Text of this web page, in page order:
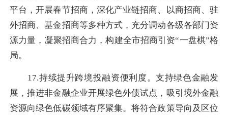
平台，开展春节招商，深化产业链招商、以商招商、驻
外招商、基金招商等多种方式，充分调动各级各部门资
源力量，凝聚招商合力，构建全市招商引资“一盘棋”格
局。
17.持续提升跨境投融资便利度。支持绿色金融发
展，推进非金融企业开展绿色外债试点，吸引境外金融
资源向绿色低碳领域有序聚集。将符合政策导向及区位